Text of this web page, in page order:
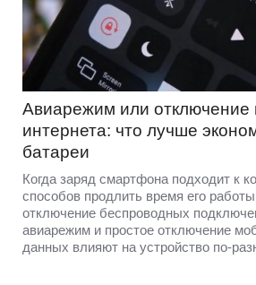
Авиарежим или отключение
интернета: что лучше
батареи
Когда заряд смартфона подходит к
способов продлить время его
отключение беспроводных
авиарежим и простое отключение
данных влияют на устройство по-